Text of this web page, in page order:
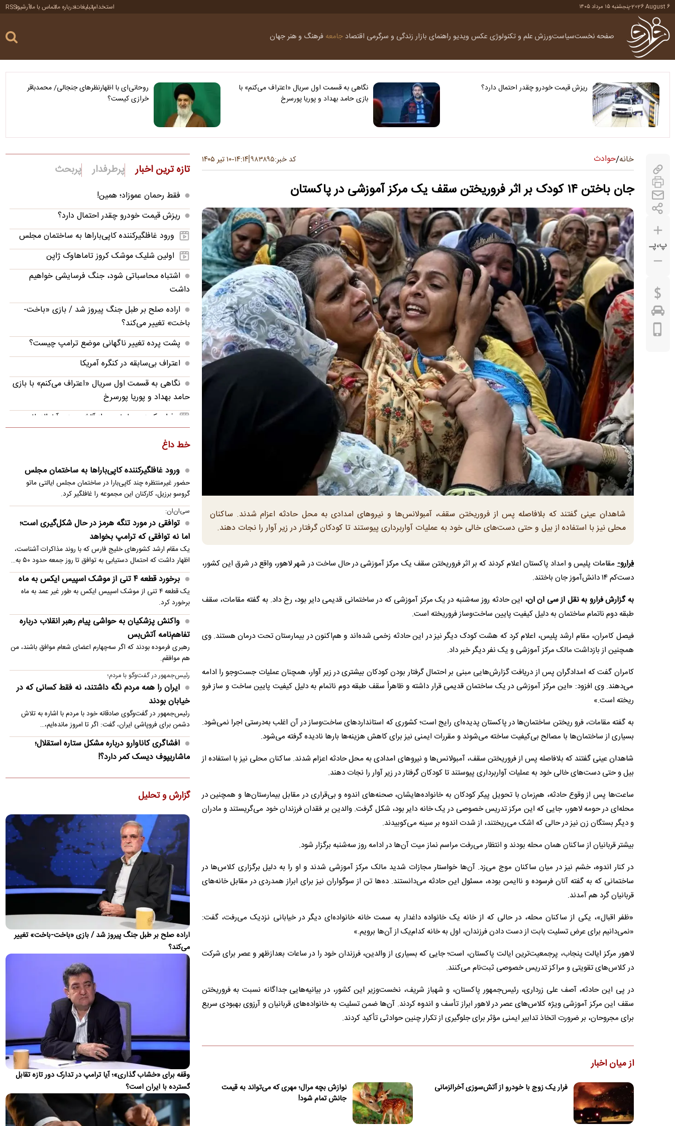
2026 August 6
-پنجشنبه ۱۵ مرداد ۱۴۰۵ استخدامتبلیغاتدرباره ماتماس با ماآرشیوRSS
صفحه نخستسیاستورزش علم و تکنولوژی عکس ویدیو راهنمای بازارزندگی و سرگرمی اقتصاد جامعه فرهنگ و هنرجهان
ریزش قیمت خودرو چقدر احتمال دارد؟
نگاهی به قسمت اول سریال «اعتراف می‌کنم» با
بازی حامد بهداد و پوریا پورسرخ
روحانی‌ای با اظهارنظرهای جنجالی/ محمدباقر
خرازی کیست؟
پ،پـ
خانه/حوادث کد خبر:۹۸۳۸۹۵ ۱۴:۱۴-۱۰ تیر ۱۴۰۵
جان باختن ۱۴ کودک بر اثر فروریختن سقف یک مرکز آموزشی در پاکستان
شاهدان عینی گفتند که بلافاصله پس از فروریختن سقف، آمبولانس‌ها و نیروهای امدادی به محل حادثه اعزام شدند. ساکنان
محلی نیز با استفاده از بیل و حتی دست‌های خالی خود به عملیات آواربرداری پیوستند تا کودکان گرفتار در زیر آوار را نجات دهند.
فرارو-مقامات پلیس و امداد پاکستان اعلام کردند که بر اثر فروریختن سقف یک مرکز آموزشی در حال ساخت در شهر لاهور، واقع در شرق این کشور،
دست‌کم ۱۴ دانش‌آموز جان باختند.
به گزارش فرارو به نقل از سی ان ان، این حادثه روز سه‌شنبه در یک مرکز آموزشی که در ساختمانی قدیمی دایر بود، رخ داد. به گفته مقامات، سقف
طبقه دوم ناتمام ساختمان به دلیل کیفیت پایین ساخت‌وساز فروریخته است.
فیصل کامران، مقام ارشد پلیس، اعلام کرد که هشت کودک دیگر نیز در این حادثه زخمی شده‌اند و هم‌اکنون در بیمارستان تحت درمان هستند. وی
همچنین از بازداشت مالک مرکز آموزشی و یک نفر دیگر خبر داد.
کامران گفت که امدادگران پس از دریافت گزارش‌هایی مبنی بر احتمال گرفتار بودن کودکان بیشتری در زیر آوار، همچنان عملیات جست‌وجو را ادامه
می‌دهند. وی افزود: «این مرکز آموزشی در یک ساختمان قدیمی قرار داشته و ظاهراً سقف طبقه دوم ناتمام به دلیل کیفیت پایین ساخت و ساز فرو
ریخته است.»
به گفته مقامات، فرو ریختن ساختمان‌ها در پاکستان پدیده‌ای رایج است؛ کشوری که استانداردهای ساخت‌وساز در آن اغلب به‌درستی اجرا نمی‌شود.
بسیاری از ساختمان‌ها با مصالح بی‌کیفیت ساخته می‌شوند و مقررات ایمنی نیز برای کاهش هزینه‌ها بارها نادیده گرفته می‌شود.
شاهدان عینی گفتند که بلافاصله پس از فروریختن سقف، آمبولانس‌ها و نیروهای امدادی به محل حادثه اعزام شدند. ساکنان محلی نیز با استفاده از
بیل و حتی دست‌های خالی خود به عملیات آواربرداری پیوستند تا کودکان گرفتار در زیر آوار را نجات دهند.
ساعت‌ها پس از وقوع حادثه، هم‌زمان با تحویل پیکر کودکان به خانواده‌هایشان، صحنه‌های اندوه و بی‌قراری در مقابل بیمارستان‌ها و همچنین در
محله‌ای در حومه لاهور، جایی که این مرکز تدریس خصوصی در یک خانه دایر بود، شکل گرفت. والدین بر فقدان فرزندان خود می‌گریستند و مادران
و دیگر بستگان زن نیز در حالی که اشک می‌ریختند، از شدت اندوه بر سینه می‌کوبیدند.
بیشتر قربانیان از ساکنان همان محله بودند و انتظار می‌رفت مراسم نماز میت آن‌ها در ادامه روز سه‌شنبه برگزار شود.
در کنار اندوه، خشم نیز در میان ساکنان موج می‌زد. آن‌ها خواستار مجازات شدید مالک مرکز آموزشی شدند و او را به دلیل برگزاری کلاس‌ها در
ساختمانی که به گفته آنان فرسوده و ناایمن بوده، مسئول این حادثه می‌دانستند. ده‌ها تن از سوگواران نیز برای ابراز همدردی در مقابل خانه‌های
قربانیان گرد هم آمدند.
«ظفر اقبال»، یکی از ساکنان محله، در حالی که از خانه یک خانواده داغدار به سمت خانه خانواده‌ای دیگر در خیابانی نزدیک می‌رفت، گفت:
«نمی‌دانیم برای عرض تسلیت بابت از دست دادن فرزندان، اول به خانه کدام‌یک از آن‌ها برویم.»
لاهور مرکز ایالت پنجاب، پرجمعیت‌ترین ایالت پاکستان، است؛ جایی که بسیاری از والدین، فرزندان خود را در ساعات بعدازظهر و عصر برای شرکت
در کلاس‌های تقویتی و مراکز تدریس خصوصی ثبت‌نام می‌کنند.
در پی این حادثه، آصف علی زرداری، رئیس‌جمهور پاکستان، و شهباز شریف، نخست‌وزیر این کشور، در بیانیه‌هایی جداگانه نسبت به فروریختن
سقف این مرکز آموزشی ویژه کلاس‌های عصر در لاهور ابراز تأسف و اندوه کردند. آن‌ها ضمن تسلیت به خانواده‌های قربانیان و آرزوی بهبودی سریع
برای مجروحان، بر ضرورت اتخاذ تدابیر ایمنی مؤثر برای جلوگیری از تکرار چنین حوادثی تأکید کردند.
از میان اخبار
فرار یک زوج با خودرو از آتش‌سوزی آخرالزمانی
نوازش بچه مرال؛ مهری که می‌تواند به قیمت
جانش تمام شود!
تازه ترین اخبار پرطرفدار پربحث
فقط رحمان عموزاد؛ همین!
ریزش قیمت خودرو چقدر احتمال دارد؟
ورود غافلگیرکننده کاپی‌باراها به ساختمان مجلس
اولین شلیک موشک کروز تاماهاوک ژاپن
اشتباه محاسباتی شود، جنگ فرسایشی خواهیم
داشت
اراده صلح بر طبل جنگ پیروز شد / بازی «باخت-
باخت» تغییر می‌کند؟
پشت پرده تغییر ناگهانی موضع ترامپ چیست؟
اعتراف بی‌سابقه در کنگره آمریکا
نگاهی به قسمت اول سریال «اعتراف می‌کنم» با بازی
حامد بهداد و پوریا پورسرخ
فرار یک زوج با خودرو از آتش‌سوزی آخرالزمانی
تصاویر؛ قدرت‌نمایی تکاوران ارتش
تمام شود!
توافق موقت ایران و آمریکا در یک‌قدمی امضا؟/
جزئیات توافق احتمالی و چراغ سبز بازار
مرگ هولناک یک گربه پس از پرتاب از طبقه
دوازدهم
فحاشی و حمله فیگو به اینفانتینو
خط داغ
ورود غافلگیرکننده کاپی‌باراها به ساختمان مجلس
حضور غیرمنتظره چند کاپی‌بارا در ساختمان مجلس ایالتی ماتو
گروسو برزیل، کارکنان این مجموعه را غافلگیر کرد.
سی‌ان‌ان:
توافقی در مورد تنگه هرمز در حال شکل‌گیری است؛
اما نه توافقی که ترامپ بخواهد
یک مقام ارشد کشورهای خلیج فارس که با روند مذاکرات آشناست،
اظهار داشت که احتمال دستیابی به توافق تا روز جمعه حدود ۵۰ به…
برخورد قطعه ۴ تنی از موشک اسپیس ایکس به ماه
یک قطعه ۴ تنی از موشک اسپیس ایکس به طور غیر عمد به ماه
برخورد کرد.
واکنش پزشکیان به حواشی پیام رهبر انقلاب درباره
تفاهم‌نامه آتش‌بس
رهبری فرموده بودند که اگر سه‌چهارم اعضای شعام موافق باشند، من
هم موافقم.
رئیس‌جمهور در گفت‌وگو با مردم؛
ایران را همه مردم نگه داشتند، نه فقط کسانی که در
خیابان بودند
رئیس‌جمهور در گفت‌وگوی صادقانه خود با مردم با اشاره به تلاش
دشمن برای فروپاشی ایران، گفت: اگر تا امروز مانده‌ایم،…
افشاگری کاناوارو درباره مشکل ستاره استقلال؛
ماشاریپوف دیسک کمر دارد؟!
ماشاریپوف به جام جهانی تأکید کرد که برخلاف تصورها،…
کنوانسیون دریای خزر چیست و سهم ایران از آن چه
می‌شود؟
دولت لایحه الحاق ایران به کنوانسیون حقوقی دریای خزر را پس از
هشت سال به مجلس ارسال کرد. جزئیات این کنوانسیون، روند…
ذوق مهران غفوریان از بازیگر شدن دخترش
مهران غفوریان درباره حضور دختر هفت‌ساله‌اش، هانا غفوریان، در
سریال «کلاغ» گفت که پیشنهاد بازی او را مهدی زمین‌پرداز…
ظریف: چین و روسیه شرکای مهم ایران هستند، اما نه
جایگزین همه جهان
دیپلمات پیشین ایران بیان کرد که چین و روسیه شرکای مهم ایران در
آینده خواهند بود، اما این روابط نباید جایگزین تعامل با…
ویدئو؛ جزئیات و لحظه وقوع حادثه امنیتی برای
بالگرد ترامپ
حادثه امنیتی برای بالگرد دونالد ترامپ پس از آن رخ داد که
Marine One در ۴ آگوست از فرودگاه الیپس خارج شد، در حالی
که…
این گزارش به روز می‌شود...
اطلاعات تازه از شنیده شدن صدای انفجار در بحرین
برخی منابع عربی شنیدن صدای انفجار در کشور بحرین را تایید
کردند.
تصاویر؛ رونق بازار سبز شیراز
با آغاز فصل برداشت غوره در شیراز، کارگاه‌های سنتی آبغوره‌گیری بار
دیگر رونق گرفته‌اند. تهیه آبغوره تازه از غوره‌های…
تصاویر ماهواره‌ای از نشت نفت کشتی یونانی در تنگه
گزارش و تحلیل
اراده صلح بر طبل جنگ پیروز شد / بازی «باخت-باخت» تغییر
می‌کند؟
وقفه برای «خشاب گذاری»؛ آیا ترامپ در تدارک دور تازه تقابل
گسترده با ایران است؟